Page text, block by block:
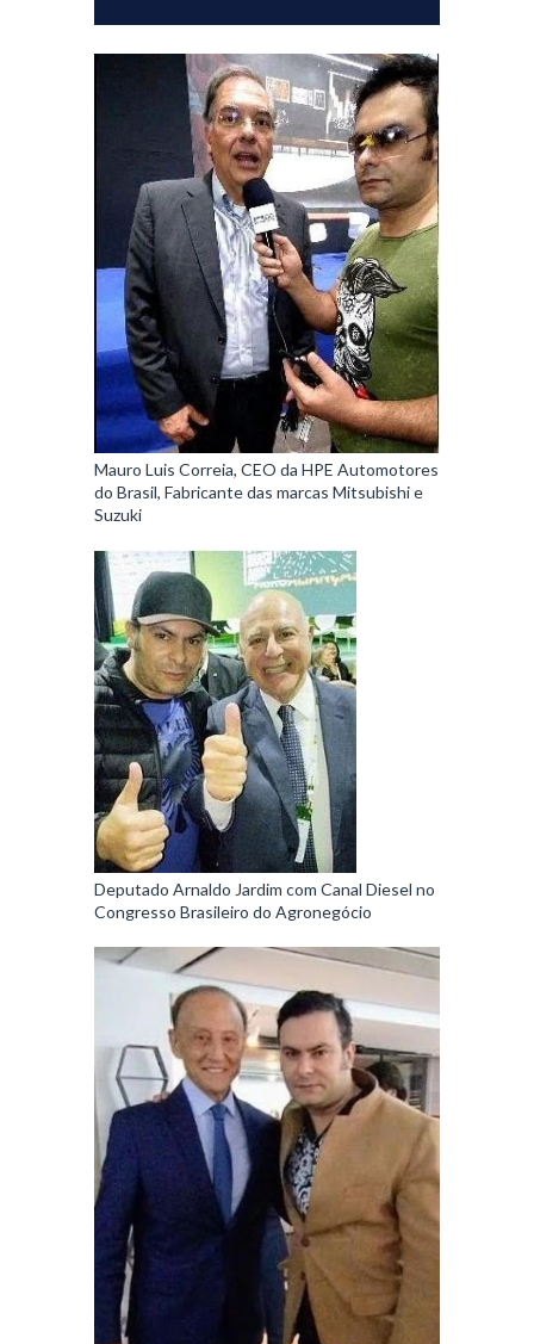
Mauro Luis Correia, CEO da HPE Automotores
do Brasil, Fabricante das marcas Mitsubishi e
Suzuki
Deputado Arnaldo Jardim com Canal Diesel no
Congresso Brasileiro do Agronegócio